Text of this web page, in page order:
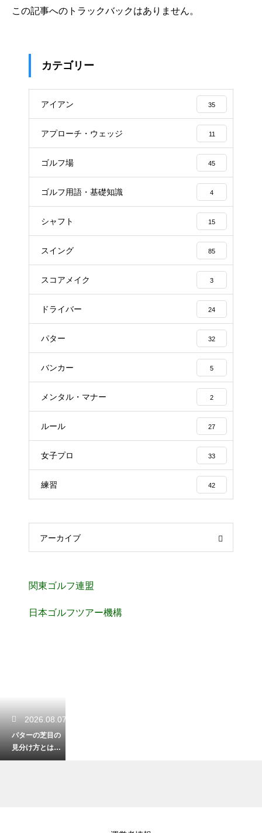
この記事へのトラックバックはありません。
カテゴリー
アイアン 35
アプローチ・ウェッジ 11
ゴルフ場 45
ゴルフ用語・基礎知識 4
シャフト 15
スイング 85
スコアメイク 3
ドライバー 24
パター 32
バンカー 5
メンタル・マナー 2
ルール 27
女子プロ 33
練習 42
アーカイブ
関東ゴルフ連盟
日本ゴルフツアー機構
2026.08.07
パターの芝目の
見分け方とは？
順目と逆目を読